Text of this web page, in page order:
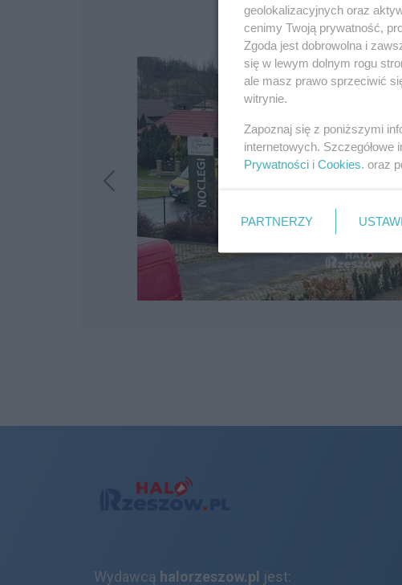
Wydawcą halorzeszow.pl jest:
geolokalizacyjnych oraz
cenimy Twoją prywatność,
Zgoda jest dobrowolna i
się w lewym dolnym rogu
ale masz prawo sprzeciwić
witrynie.
Zapoznaj się z poniższymi
internetowych.
Prywatności i Cookies. oraz
PARTNERZY